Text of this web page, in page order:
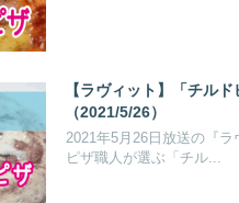
【ラヴィット】「チル
（2021/5/26）
2021年5月26日放送の『
ピザ職人が選ぶ「チル...